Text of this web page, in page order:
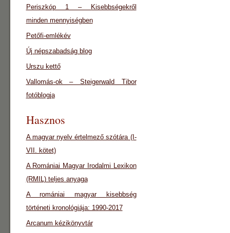
Periszkóp 1 – Kisebbségekről
minden mennyiségben
Petőfi-emlékév
Új népszabadság blog
Urszu kettő
Vallomás-ok – Steigerwald Tibor
fotóblogja
Hasznos
A magyar nyelv értelmező szótára (I-
VII. kötet)
A Romániai Magyar Irodalmi Lexikon
(RMIL) teljes anyaga
A romániai magyar kisebbség
történeti kronológiája: 1990-2017
Arcanum kézikönyvtár